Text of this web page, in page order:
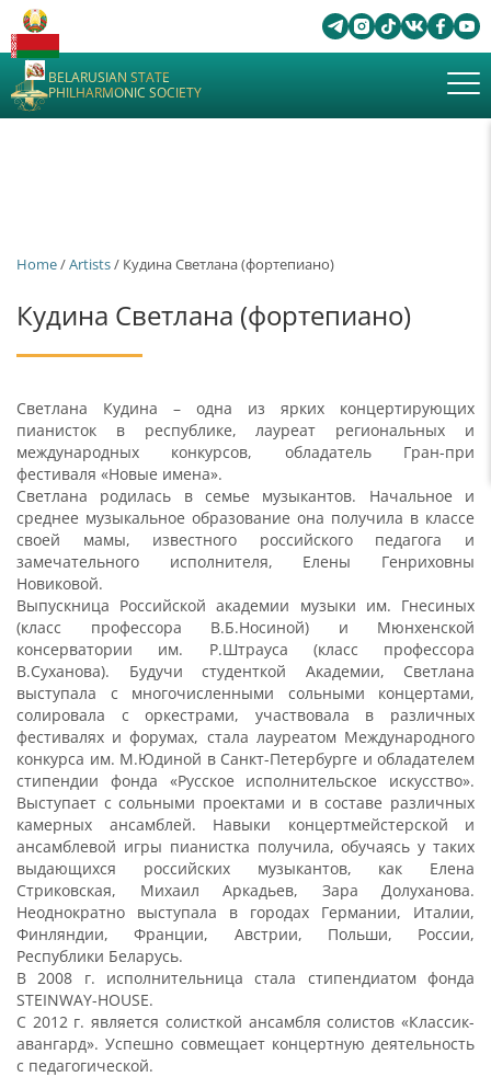
BELARUSIAN STATE
PHILHARMONIC SOCIETY
Home/Artists/ Кудина Светлана (фортепиано)
Кудина Светлана (фортепиано)
Светлана Кудина – одна из ярких концертирующих
пианисток в республике, лауреат региональных и
международных конкурсов, обладатель Гран-при
фестиваля «Новые имена».
Светлана родилась в семье музыкантов. Начальное и
среднее музыкальное образование она получила в классе
своей мамы, известного российского педагога и
замечательного исполнителя, Елены Генриховны
Новиковой.
Выпускница Российской академии музыки им. Гнесиных
(класс профессора В.Б.Носиной) и Мюнхенской
консерватории им. Р.Штрауса (класс профессора
В.Суханова). Будучи студенткой Академии, Светлана
выступала с многочисленными сольными концертами,
солировала с оркестрами, участвовала в различных
фестивалях и форумах, стала лауреатом Международного
конкурса им. М.Юдиной в Санкт-Петербурге и обладателем
стипендии фонда «Русское исполнительское искусство».
Выступает с сольными проектами и в составе различных
камерных ансамблей. Навыки концертмейстерской и
ансамблевой игры пианистка получила, обучаясь у таких
выдающихся российских музыкантов, как Елена
Стриковская, Михаил Аркадьев, Зара Долуханова.
Неоднократно выступала в городах Германии, Италии,
Финляндии, Франции, Австрии, Польши, России,
Республики Беларусь.
В 2008 г. исполнительница стала стипендиатом фонда
STEINWAY-HOUSE.
С 2012 г. является солисткой ансамбля солистов «Классик-
авангард». Успешно совмещает концертную деятельность
с педагогической.